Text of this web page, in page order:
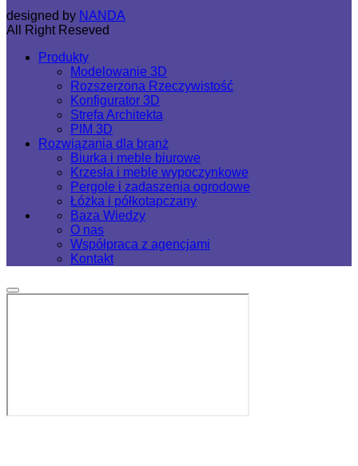
designed by NANDA
All Right Reseved
Produkty
Modelowanie 3D
Rozszerzona Rzeczywistość
Konfigurator 3D
Strefa Architekta
PIM 3D
Rozwiązania dla branż
Biurka i meble biurowe
Krzesła i meble wypoczynkowe
Pergole i zadaszenia ogrodowe
Łóżka i półkotapczany
Baza Wiedzy
O nas
Współpraca z agencjami
Kontakt